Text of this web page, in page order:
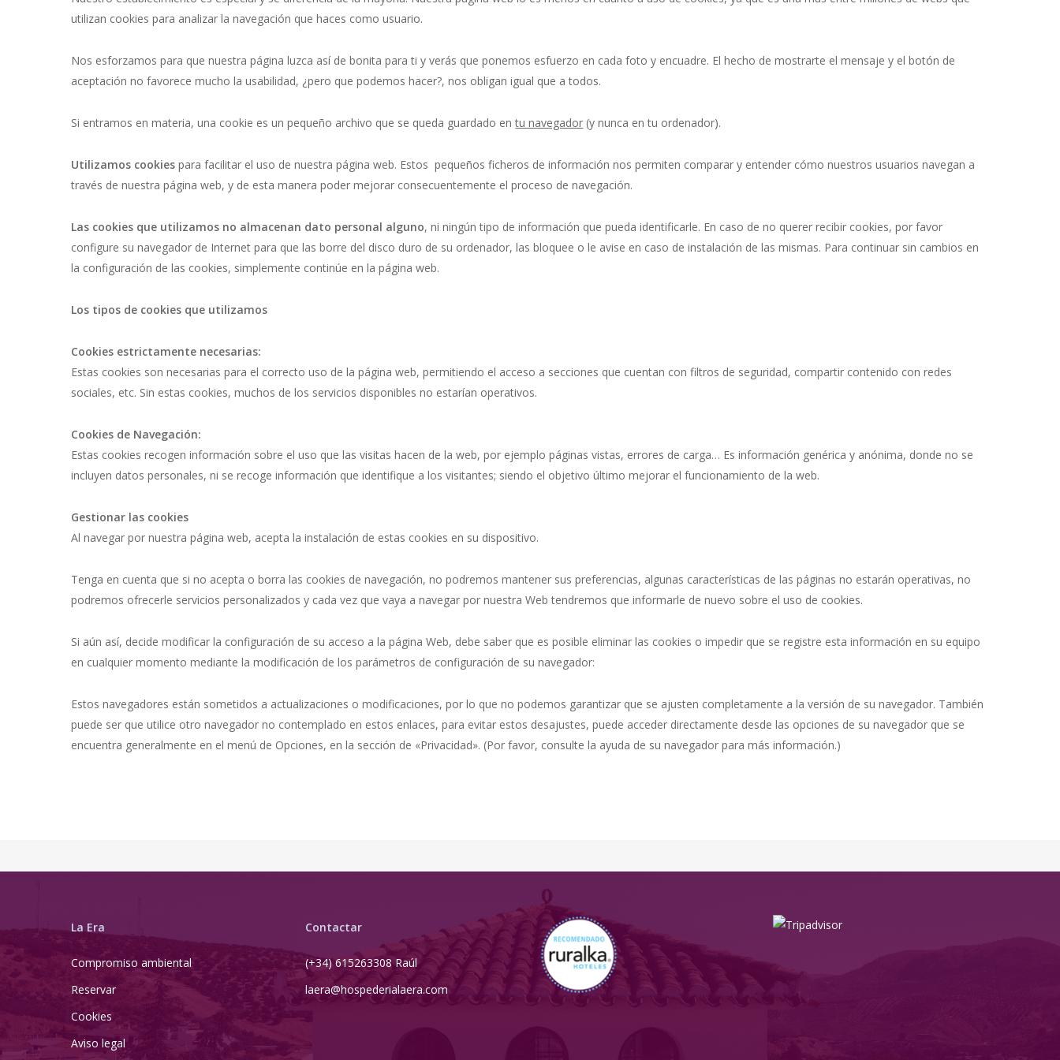
utilizan cookies para analizar la navegación que haces como usuario.
Nos esforzamos para que nuestra página luzca así de bonita para ti y verás que ponemos esfuerzo en cada foto y encuadre. El hecho de mostrarte el mensaje y el botón de
aceptación no favorece mucho la usabilidad, ¿pero que podemos hacer?, nos obligan igual que a todos.
Si entramos en materia, una cookie es un pequeño archivo que se queda guardado entu navegador (y nunca en tu ordenador).
Utilizamos cookies para facilitar el uso de nuestra página web. Estos pequeños ficheros de información nos permiten comparar y entender cómo nuestros usuarios navegan a
través de nuestra página web, y de esta manera poder mejorar consecuentemente el proceso de navegación.
Las cookies que utilizamos no almacenan dato personal alguno, ni ningún tipo de información que pueda identificarle. En caso de no querer recibir cookies, por favor
configure su navegador de Internet para que las borre del disco duro de su ordenador, las bloquee o le avise en caso de instalación de las mismas. Para continuar sin cambios en
la configuración de las cookies, simplemente continúe en la página web.
Los tipos de cookies que utilizamos
Cookies estrictamente necesarias:
Estas cookies son necesarias para el correcto uso de la página web, permitiendo el acceso a secciones que cuentan con filtros de seguridad, compartir contenido con redes
sociales, etc. Sin estas cookies, muchos de los servicios disponibles no estarían operativos.
Cookies de Navegación:
Estas cookies recogen información sobre el uso que las visitas hacen de la web, por ejemplo páginas vistas, errores de carga… Es información genérica y anónima, donde no se
incluyen datos personales, ni se recoge información que identifique a los visitantes; siendo el objetivo último mejorar el funcionamiento de la web.
Gestionar las cookies
Al navegar por nuestra página web, acepta la instalación de estas cookies en su dispositivo.
Tenga en cuenta que si no acepta o borra las cookies de navegación, no podremos mantener sus preferencias, algunas características de las páginas no estarán operativas, no
podremos ofrecerle servicios personalizados y cada vez que vaya a navegar por nuestra Web tendremos que informarle de nuevo sobre el uso de cookies.
Si aún así, decide modificar la configuración de su acceso a la página Web, debe saber que es posible eliminar las cookies o impedir que se registre esta información en su equipo
en cualquier momento mediante la modificación de los parámetros de configuración de su navegador:
Estos navegadores están sometidos a actualizaciones o modificaciones, por lo que no podemos garantizar que se ajusten completamente a la versión de su navegador. También
puede ser que utilice otro navegador no contemplado en estos enlaces, para evitar estos desajustes, puede acceder directamente desde las opciones de su navegador que se
encuentra generalmente en el menú de Opciones, en la sección de «Privacidad». (Por favor, consulte la ayuda de su navegador para más información.)
La Era
Compromiso ambiental
Reservar
Cookies
Aviso legal
Contactar
(+34) 615263308 Raúl
laera@hospederialaera.com